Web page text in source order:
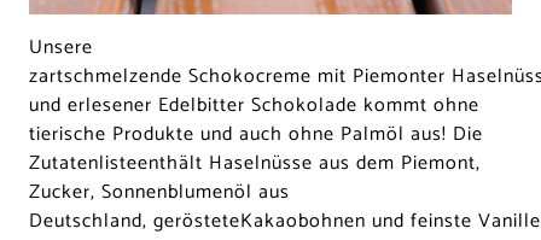
Unsere
zartschmelzende Schokocreme mit Piemonter
und erlesener Edelbitter Schokolade kommt ohne
tierische Produkte und auch ohne Palmöl aus! Die
Zutatenlisteenthält Haselnüsse aus dem Piemont,
Zucker, Sonnenblumenöl aus
Deutschland, gerösteteKakaobohnen und feinste